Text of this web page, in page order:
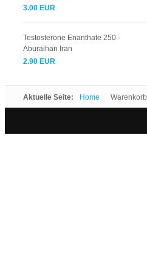
3.00 EUR
Testosterone Enanthate 250 -
Aburaihan Iran
2.90 EUR
Aktuelle Seite: Home Warenkorb